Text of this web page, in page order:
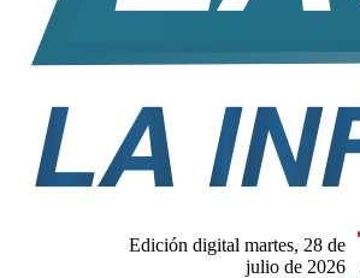
Edición digital martes, 28 de
julio de 2026